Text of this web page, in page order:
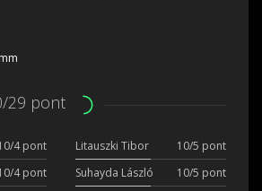
29 pont
4 pont Litauszki Tibor
10/5 pont
4 pont Suhayda László
10/5 pont